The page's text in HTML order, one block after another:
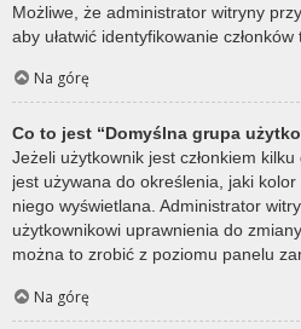
Możliwe, że administrator witryny
aby ułatwić identyfikowanie członków
Na górę
Co to jest “Domyślna grupa
Jeżeli użytkownik jest członkiem
jest używana do określenia, jaki
niego wyświetlana. Administrator
użytkownikowi uprawnienia do
można to zrobić z poziomu panelu
Na górę